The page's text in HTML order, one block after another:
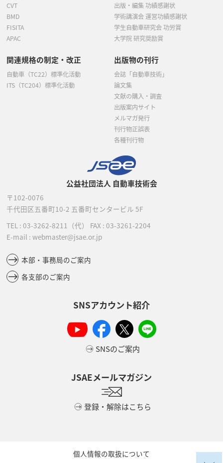
公益社団法人 自動車技術会
〒102-0076
千代田区五番町10-2 五番町センタービル 5F
TEL : 03-3262-8211 （代） FAX : 03-3261-2204
E-mail : webmaster@jsae.or.jp
本部・事務局のご案内
各支部のご案内
SNSアカウント紹介
SNSのご案内
JSAEメールマガジン
登録・解除はこちら
CVT
BMD
FISITA
APAC
出版・編集 功績感謝状
学術講演会 運営功績感謝状
学生自動車研究会 功労賞
大学院 研究奨励賞
関連規格の制定・改正
自動車（TC22）標準化活動
ITS（TC204）標準化活動
出版物の刊行
会誌「自動車技術」
論文集
文献の購入・調査
出版案内サイト
メルマガ発行
刊行物正誤表
各種刊行物
個人情報の取扱について